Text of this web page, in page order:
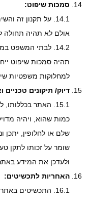
סמכות שיפוט:
14.1. על תקנון זה
אולם לא תהיה תחולה
14.2. לבתי המשפט
תהיה סמכות שיפוט
למחלוקות משפטיות
דיוק/ תיקונים טכניים
15.1.
האתר בכללותו,
כמות שהוא, ויהיה
שלם או לחלופין, יתכן
שומר על זכותו לתקן
ולעדכן את המידע
האחריות לתכשיטים:
16.1.